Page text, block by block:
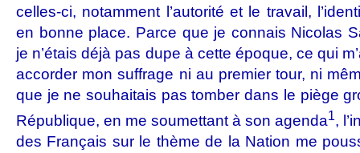
celles-ci, notamment l’autorité et le travail,
en bonne place. Parce que je connais Nicolas
je n’étais déjà pas dupe à cette époque, ce qui
accorder mon suffrage ni au premier tour, ni
que je ne souhaitais pas tomber dans le piège
République, en me soumettant à son agenda1,
des Français sur le thème de la Nation me